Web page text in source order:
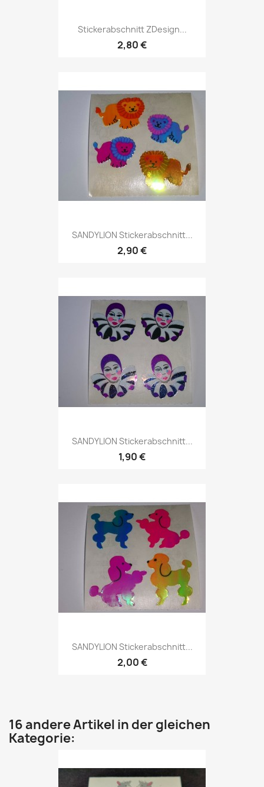
Stickerabschnitt ZDesign...
2,80 €
SANDYLION Stickerabschnitt...
2,90 €
SANDYLION Stickerabschnitt...
1,90 €
SANDYLION Stickerabschnitt...
2,00 €
16 andere Artikel in der gleichen
Kategorie: